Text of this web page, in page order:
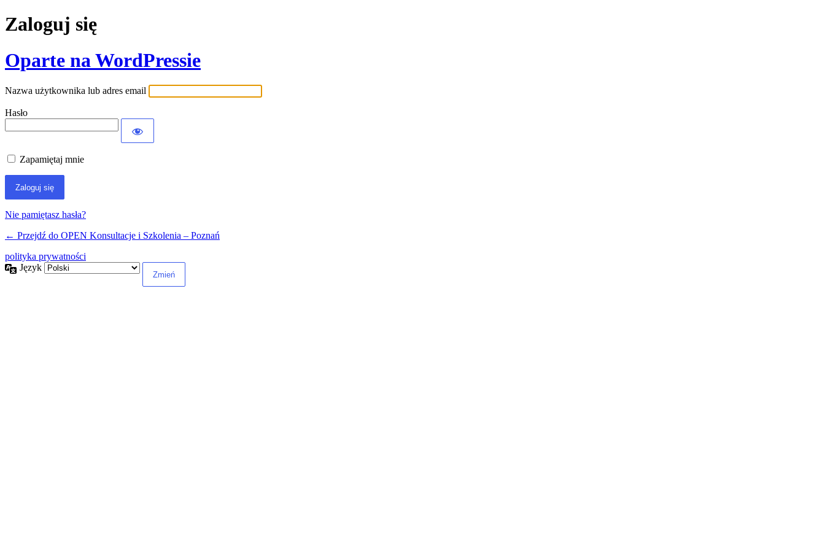
Zaloguj się
Oparte na WordPressie
Nazwa użytkownika lub adres email
Hasło
Zapamiętaj mnie
Nie pamiętasz hasła?
← Przejdź do OPEN Konsultacje i Szkolenia – Poznań
polityka prywatności
Język